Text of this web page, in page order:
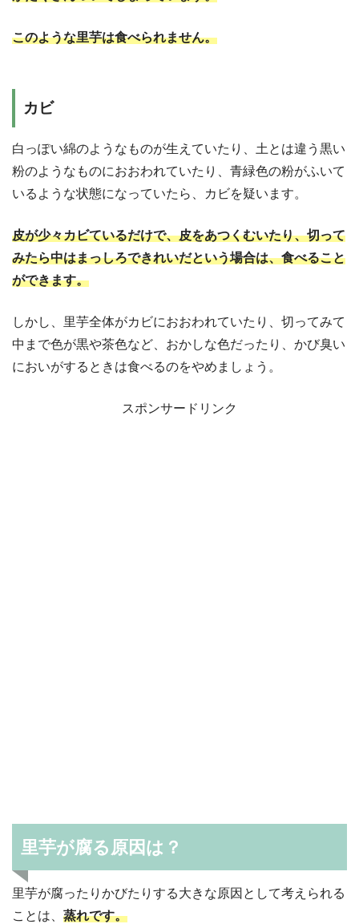
このような里芋は食べられません。
カビ
白っぽい綿のようなものが生えていたり、土とは違う黒い
粉のようなものにおおわれていたり、青緑色の粉がふいて
いるような状態になっていたら、カビを疑います。
皮が少々カビているだけで、皮をあつくむいたり、切って
みたら中はまっしろできれいだという場合は、食べること
ができます。
しかし、里芋全体がカビにおおわれていたり、切ってみて
中まで色が黒や茶色など、おかしな色だったり、かび臭い
においがするときは食べるのをやめましょう。
スポンサードリンク
里芋が腐る原因は？
里芋が腐ったりかびたりする大きな原因として考えられる
ことは、 蒸れです。